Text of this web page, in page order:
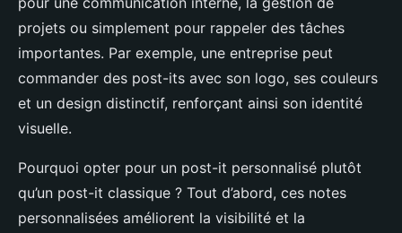
projets ou simplement pour rappeler des tâches
importantes. Par exemple, une entreprise peut
commander des post-its avec son logo, ses couleurs
et un design distinctif, renforçant ainsi son identité
visuelle.
Pourquoi opter pour un post-it personnalisé plutôt
qu’un post-it classique ? Tout d’abord, ces notes
personnalisées améliorent la visibilité et la